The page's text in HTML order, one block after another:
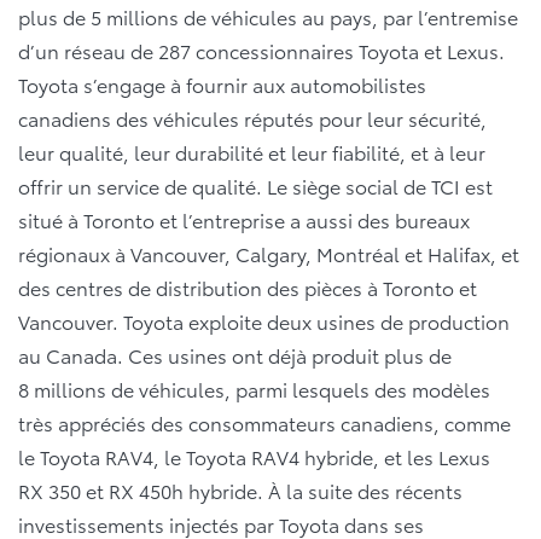
plus de 5 millions de véhicules au pays, par l’entremise
d’un réseau de 287 concessionnaires Toyota et Lexus.
Toyota s’engage à fournir aux automobilistes
canadiens des véhicules réputés pour leur sécurité,
leur qualité, leur durabilité et leur fiabilité, et à leur
offrir un service de qualité. Le siège social de TCI est
situé à Toronto et l’entreprise a aussi des bureaux
régionaux à Vancouver, Calgary, Montréal et Halifax, et
des centres de distribution des pièces à Toronto et
Vancouver. Toyota exploite deux usines de production
au Canada. Ces usines ont déjà produit plus de
8 millions de véhicules, parmi lesquels des modèles
très appréciés des consommateurs canadiens, comme
le Toyota RAV4, le Toyota RAV4 hybride, et les Lexus
RX 350 et RX 450h hybride. À la suite des récents
investissements injectés par Toyota dans ses